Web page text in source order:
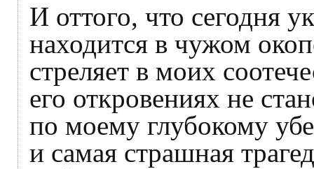
И оттого, что сегодня
находится в чужом
стреляет в моих
его откровениях не
по моему глубокому
и самая страшная